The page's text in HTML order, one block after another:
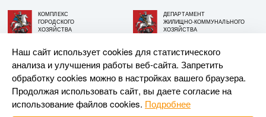
КОМПЛЕКС
ГОРОДСКОГО
ХОЗЯЙСТВА
ДЕПАРТАМЕНТ
ЖИЛИЩНО-КОММУНАЛЬНОГО
ХОЗЯЙСТВА
© АО «МОСГАЗ», 2026. При использовании материалов
ссылка на сайт обязательна.
Разработка и поддержка —Upriver
Наш сайт использует cookies для статистического
анализа и улучшения работы веб-сайта. Запретить
обработку cookies можно в настройках вашего браузера.
Продолжая использовать сайт, вы даете согласие на
использование файлов cookies. Подробнее